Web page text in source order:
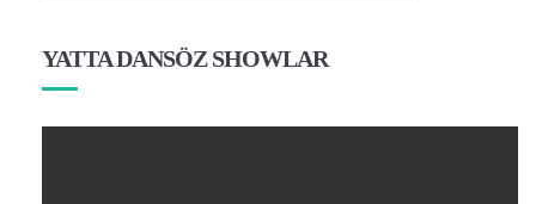
YATTA DANSÖZ SHOWLAR